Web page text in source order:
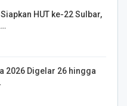
HUT ke-22 Sulbar,
2026 Digelar 26 hingga